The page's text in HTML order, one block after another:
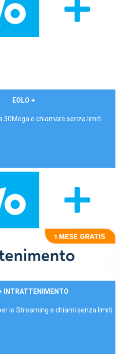
EOLO +
30Mega e chiamare senza limiti
INTRATTENIMENTO
lo Streaming e chiami senza limiti